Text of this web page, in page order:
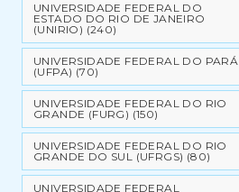
UNIVERSIDADE FEDERAL DO
ESTADO DO RIO DE JANEIRO
(UNIRIO) (240)
UNIVERSIDADE FEDERAL DO PARÁ
(UFPA) (70)
UNIVERSIDADE FEDERAL DO RIO
GRANDE (FURG) (150)
UNIVERSIDADE FEDERAL DO RIO
GRANDE DO SUL (UFRGS) (80)
UNIVERSIDADE FEDERAL